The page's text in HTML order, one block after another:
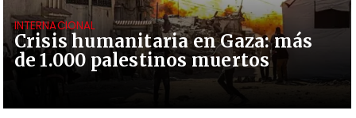
Crisis humanitaria en Gaza: más
de 1.000 palestinos muertos
INTERNACIONAL